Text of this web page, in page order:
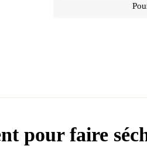
pour faire